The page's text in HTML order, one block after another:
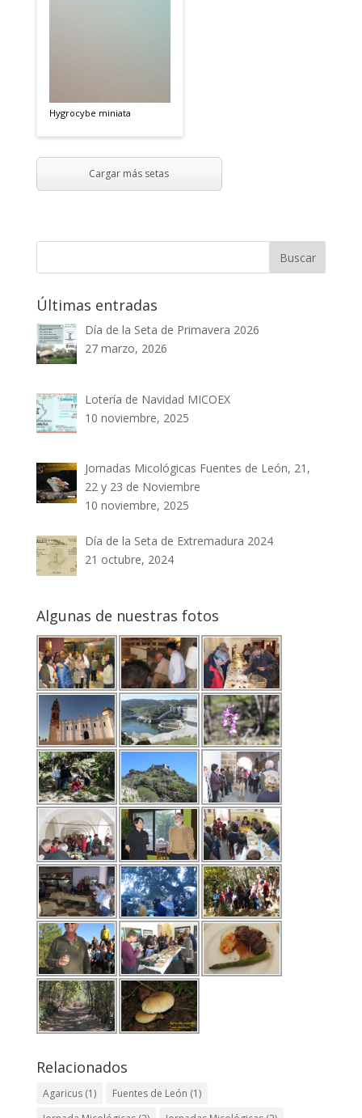
Hygrocybe miniata
Cargar más setas
Últimas entradas
Día de la Seta de Primavera 2026
27 marzo, 2026
Lotería de Navidad MICOEX
10 noviembre, 2025
Jornadas Micológicas Fuentes de León, 21,
22 y 23 de Noviembre
10 noviembre, 2025
Día de la Seta de Extremadura 2024
21 octubre, 2024
Algunas de nuestras fotos
Relacionados
Agaricus(1) Fuentes de León (1)